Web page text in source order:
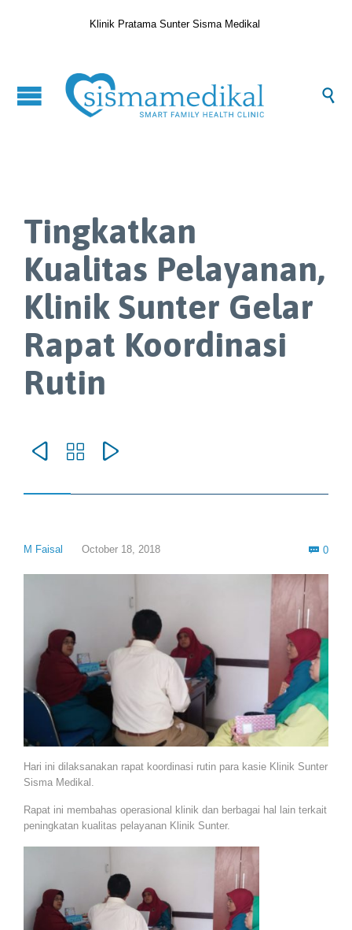
Klinik Pratama Sunter Sisma Medikal

Tingkatkan
Kualitas Pelayanan,
Klinik Sunter Gelar
Rapat Koordinasi
Rutin
  
M Faisal October 18, 2018  0
Hari ini dilaksanakan rapat koordinasi rutin para kasie Klinik Sunter
Sisma Medikal.
Rapat ini membahas operasional klinik dan berbagai hal lain terkait
peningkatan kualitas pelayanan Klinik Sunter.